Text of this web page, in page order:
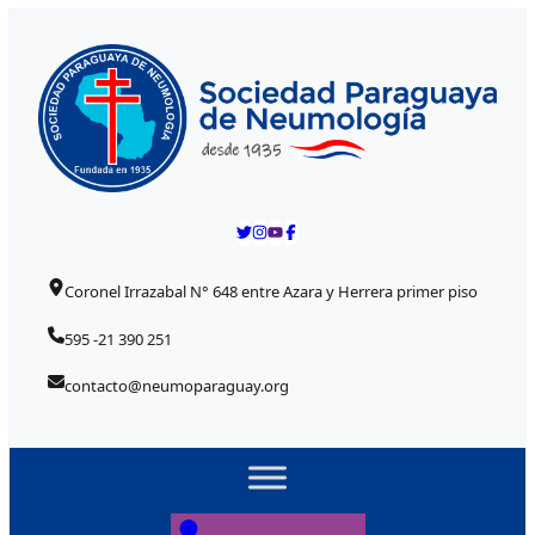
Coronel Irrazabal N° 648 entre Azara y Herrera primer piso
595 -21 390 251
contacto@neumoparaguay.org